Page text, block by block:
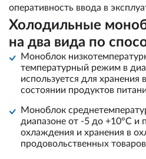
оперативность ввода в
Холодильные
на два вида по
Моноблок
температурный режим в
используется для
состоянии продуктов
Моноблок
диапазоне от -5 до +10°С и
охлаждения и хранения в
продовольственных